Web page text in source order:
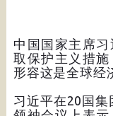
中国国家主席
取保护主义措
形容这是全球经
习近平在20国集